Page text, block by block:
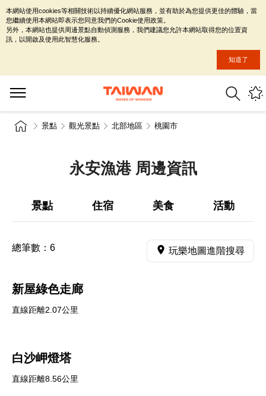
景點 觀光景點 北部地區 桃園市
永安漁港 周邊資訊
景點 住宿 美食 活動
總筆數： 6 玩樂地圖進階搜尋
新屋綠色走廊
直線距離2.07公里
白沙岬燈塔
直線距離8.56公里
本網站使用cookies等相關技術以持續優化網站服務，並有助於為您提供更佳的體驗，當
您繼續使用本網站即表示您同意我們的Cookie使用政策。
另外，本網站也提供周邊景點自動偵測服務，我們建議您允許本網站取得您的位置資
訊，以開啟及使用此智慧化服務。
知道了